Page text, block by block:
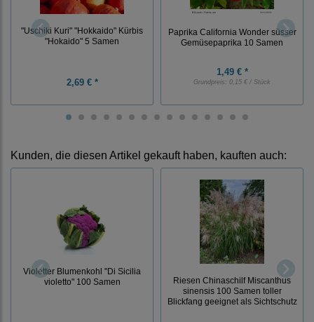
"Uschiki Kuri" "Hokkaido" Kürbis
"Hokaido" 5 Samen
2,69 € *
Paprika California Wonder süsser
Gemüsepaprika 10 Samen
1,49 € *
Grundpreis: 0,15 € / Stück
Kunden, die diesen Artikel gekauft haben, kauften auch:
Violetter Blumenkohl "Di Sicilia
violetto" 100 Samen
Riesen Chinaschilf Miscanthus
sinensis 100 Samen toller
Blickfang geeignet als Sichtschutz